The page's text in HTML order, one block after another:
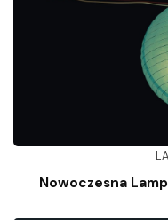
Nowoczesna